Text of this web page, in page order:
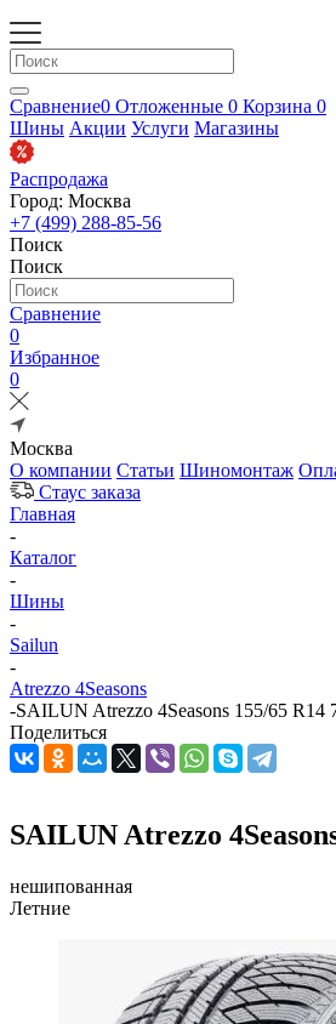
Сравнение0 Отложенные 0 Корзина 0
Шины Акции Услуги Магазины
Распродажа
Город: Москва
+7 (499) 288-85-56
Поиск
Поиск
Сравнение
0
Избранное
0
Москва
О компании Статьи Шиномонтаж
Стаус заказа
Главная
-
Каталог
-
Шины
-
Sailun
-
Atrezzo 4Seasons
-SAILUN Atrezzo 4Seasons 155/65 R14
Поделиться
SAILUN Atrezzo
нешипованная
Летние